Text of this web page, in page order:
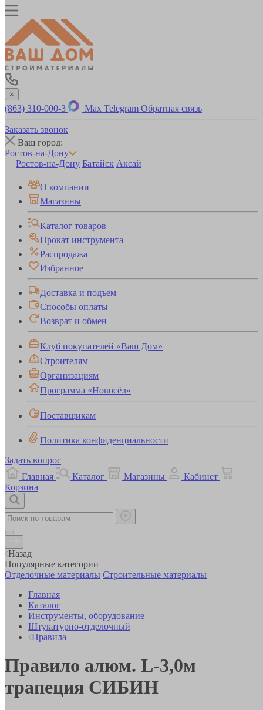
×
(863) 310-000-3 Max Telegram Обратная связь
Заказать звонок
Ваш город:
Ростов-на-Дону
Ростов-на-Дону Батайск Аксай
О компании
Магазины
Каталог товаров
Прокат инструмента
Распродажа
Избранное
Доставка и подъем
Способы оплаты
Возврат и обмен
Клуб покупателей «Ваш Дом»
Строителям
Организациям
Программа «Новосёл»
Поставщикам
Политика конфиденциальности
Задать вопрос
Главная
Каталог Магазины
Кабинет
Корзина
Назад
Популярные категории
Отделочные материалы Строительные материалы
Главная
Каталог
Инструменты, оборудование
Штукатурно-отделочный
Правила
Правило алюм. L-3,0м
трапеция СИБИН